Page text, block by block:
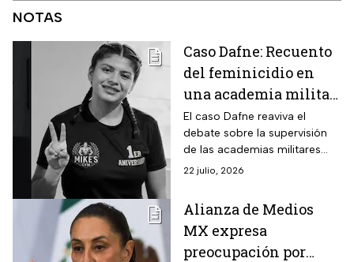
NOTAS
Caso Dafne: Recuento
del feminicidio en
una academia militar
en Tamaulipas
El caso Dafne reaviva el
debate sobre la supervisión
de las academias militares
privadas y sus protocolos de
22 julio, 2026
Alianza de Medios
MX expresa
preocupación por